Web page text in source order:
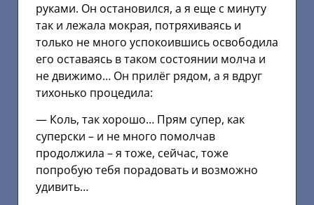
руками. Он остановился, а я еще с минуту
так и лежала мокрая, потряхиваясь и
только не много успокоившись освободила
его оставаясь в таком состоянии молча и
не движимо… Он прилёг рядом, а я вдруг
тихонько процедила:
— Коль, так хорошо… Прям супер, как
суперски – и не много помолчав
продолжила – я тоже, сейчас, тоже
попробую тебя порадовать и возможно
удивить…